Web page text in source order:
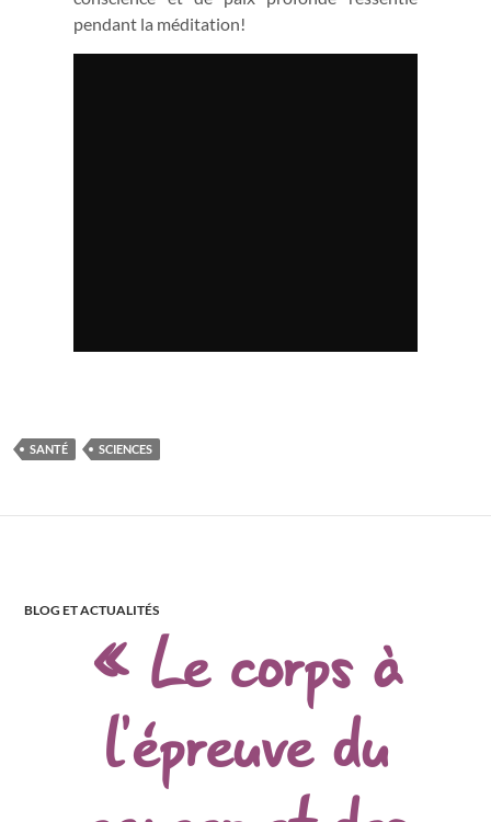
pendant la méditation!
SANTÉ SCIENCES
BLOG ET ACTUALITÉS
« Le corps à
l’épreuve du